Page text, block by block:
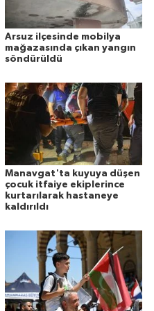
Arsuz ilçesinde mobilya
mağazasında çıkan yangın
söndürüldü
Manavgat'ta kuyuya düşen
çocuk itfaiye ekiplerince
kurtarılarak hastaneye
kaldırıldı